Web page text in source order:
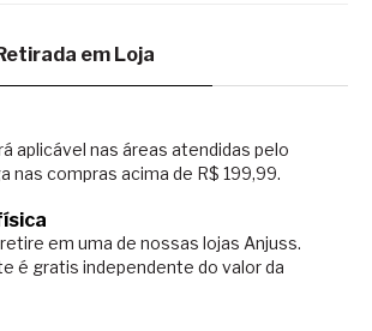
em Loja
aplicável nas áreas atendidas pelo
nas compras acima de R$ 199,99.
em uma de nossas lojas Anjuss.
é gratis independente do valor da